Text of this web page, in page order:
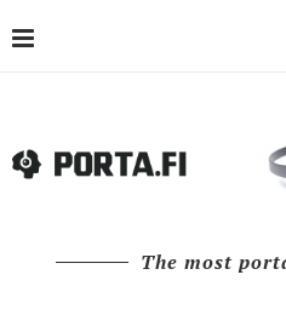
The most